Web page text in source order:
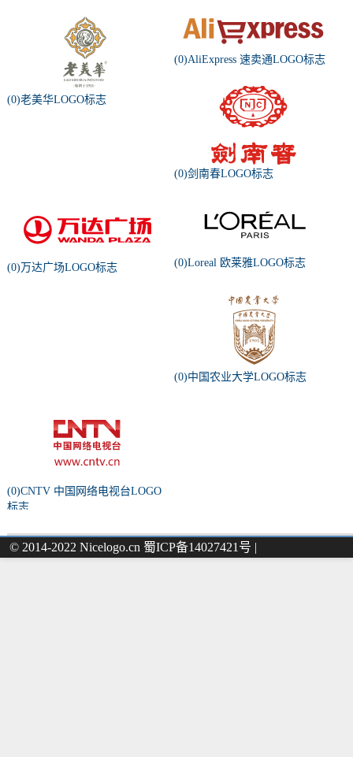
(0)老美华LOGO标志
(0)AliExpress 速卖通LOGO标志
(0)剑南春LOGO标志
(0)万达广场LOGO标志 (0)Loreal 欧莱雅LOGO标志
(0)中国农业大学LOGO标志
(0)CNTV 中国网络电视台LOGO
标志
© 2014-2022 Nicelogo.cn 蜀ICP备14027421号 |